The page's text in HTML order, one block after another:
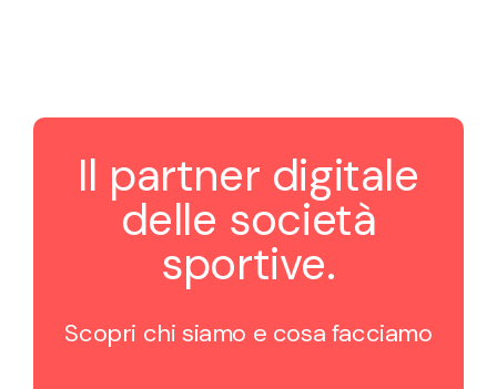
Il partner digitale
delle società
sportive.
Scopri chi siamo e cosa facciamo